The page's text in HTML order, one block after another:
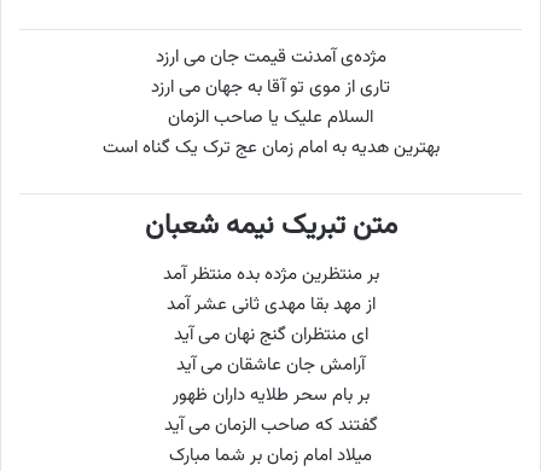
مژده‌ی آمدنت قیمت جان می‌ ارزد
تاری از موی تو آقا به جهان می‌ ارزد
السلام علیک یا صاحب الزمان
بهترین هدیه به امام زمان عج ترک یک گناه است
متن تبریک نیمه شعبان
بر منتظرین مژده بده منتظر آمد
از مهد بقا مهدى ثانى عشر آمد
ای منتظران گنج نهان می آید
آرامش جان عاشقان می آید
بر بام سحر طلایه داران ظهور
گفتند که صاحب الزمان می آید
میلاد امام زمان بر شما مبارک